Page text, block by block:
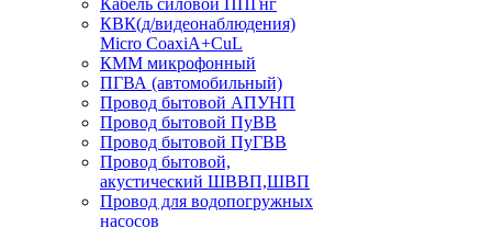
Кабель силовой ППГнг
КВК(д/видеонаблюдения)
Micro CoaxiA+CuL
КММ микрофонный
ПГВА (автомобильный)
Провод бытовой АПУНП
Провод бытовой ПуВВ
Провод бытовой ПуГВВ
Провод бытовой,
акустический ШВВП,ШВП
Провод для водопогружных
насосов